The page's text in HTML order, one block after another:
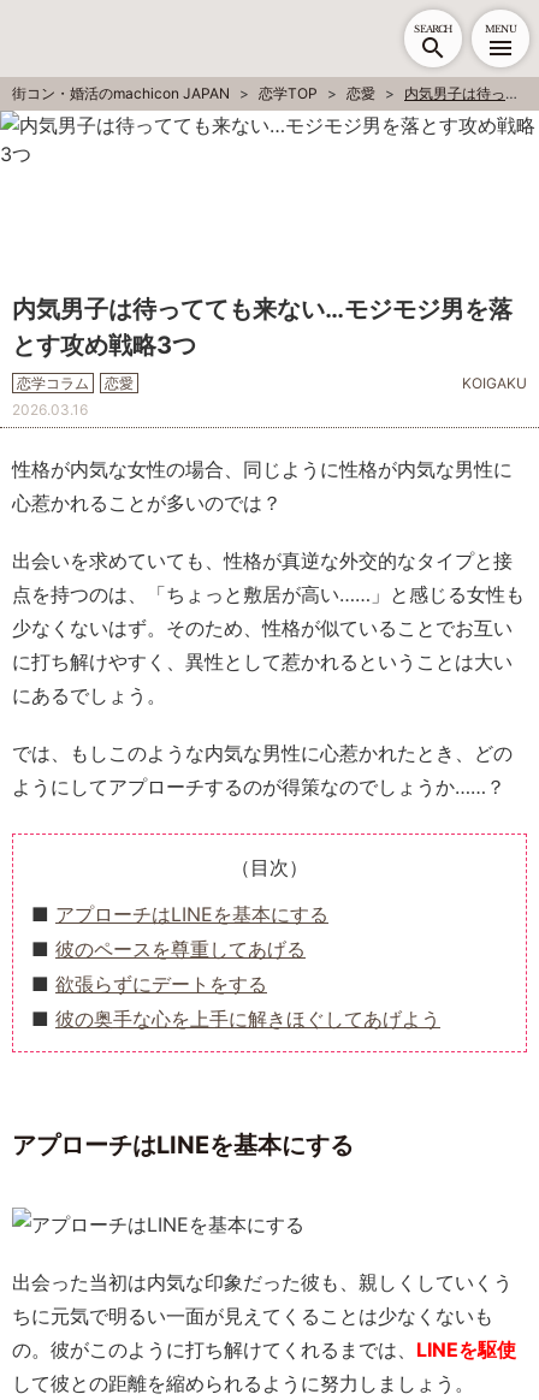
SEARCH MENU
街コン・婚活のmachicon JAPAN 恋学TOP 恋愛 内気男子は待ってても来ない…モジモジ男を落とす攻め戦略3つ
内気男子は待ってても来ない…モジモジ男を落
とす攻め戦略3つ
恋学コラム 恋愛
KOIGAKU
2026.03.16
性格が内気な女性の場合、同じように性格が内気な男性に
心惹かれることが多いのでは？
出会いを求めていても、性格が真逆な外交的なタイプと接
点を持つのは、「ちょっと敷居が高い……」と感じる女性も
少なくないはず。そのため、性格が似ていることでお互い
に打ち解けやすく、異性として惹かれるということは大い
にあるでしょう。
では、もしこのような内気な男性に心惹かれたとき、どの
ようにしてアプローチするのが得策なのでしょうか……？
（目次）
アプローチはLINEを基本にする
彼のペースを尊重してあげる
欲張らずにデートをする
彼の奥手な心を上手に解きほぐしてあげよう
アプローチはLINEを基本にする
出会った当初は内気な印象だった彼も、親しくしていくう
ちに元気で明るい一面が見えてくることは少なくないも
の。彼がこのように打ち解けてくれるまでは、 LINEを駆使
して彼との距離を縮められるように努力しましょう。